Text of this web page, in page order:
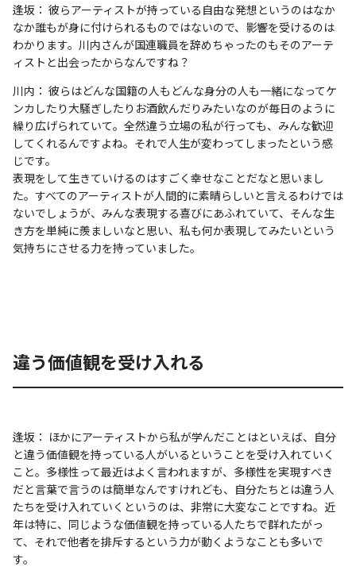
逢坂： 彼らアーティストが持っている自由な発想というのはなか
なか誰もが身に付けられるものではないので、影響を受けるのは
わかります。川内さんが国連職員を辞めちゃったのもそのアーテ
ィストと出会ったからなんですね？
川内： 彼らはどんな国籍の人もどんな身分の人も一緒になってケ
ンカしたり大騒ぎしたりお酒飲んだりみたいなのが毎日のように
繰り広げられていて。全然違う立場の私が行っても、みんな歓迎
してくれるんですよね。それで人生が変わってしまったという感
じです。
表現をして生きていけるのはすごく幸せなことだなと思いまし
た。すべてのアーティストが人間的に素晴らしいと言えるわけでは
ないでしょうが、みんな表現する喜びにあふれていて、そんな生
き方を単純に羨ましいなと思い、私も何か表現してみたいという
気持ちにさせる力を持っていました。
違う価値観を受け入れる
逢坂： ほかにアーティストから私が学んだことはといえば、自分
と違う価値観を持っている人がいるということを受け入れていく
こと。多様性って最近はよく言われますが、多様性を実現すべき
だと言葉で言うのは簡単なんですけれども、自分たちとは違う人
たちを受け入れていくというのは、非常に大変なことですね。近
年は特に、同じような価値観を持っている人たちで群れたがっ
て、それで他者を排斥するという力が動くようなことも多いで
す。